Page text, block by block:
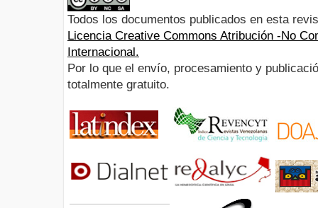
Todos los documentos publicados en esta
Licencia Creative Commons Atribución -No
Internacional.
Por lo que el envío, procesamiento y
totalmente gratuito.